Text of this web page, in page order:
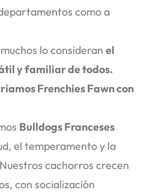
como a
lo consideran el
y familiar de todos.
Frenchies Fawn con
Bulldogs Franceses
el temperamento y la
cachorros crecen
con socialización